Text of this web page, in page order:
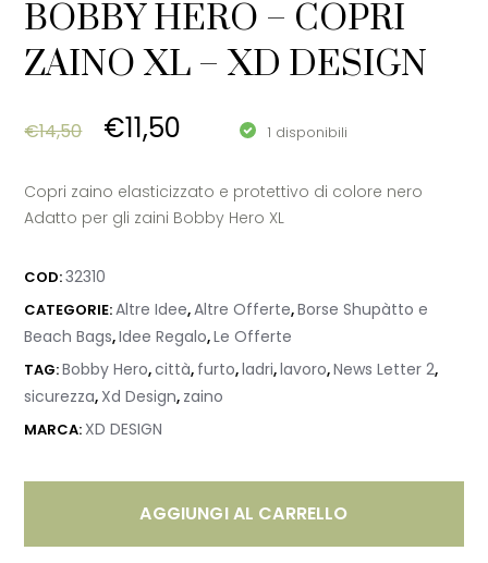
BOBBY HERO – COPRI
ZAINO XL – XD DESIGN
€14,50 Original price was: €14,50.
€11,50 Current price is: €11,50.
1 disponibili
Copri zaino elasticizzato e protettivo di colore nero
Adatto per gli zaini Bobby Hero XL
COD:32310
CATEGORIE:Altre Idee,Altre Offerte,Borse Shupàtto e
Beach Bags,Idee Regalo,Le Offerte
TAG:Bobby Hero,città, furto,ladri,lavoro,News Letter 2,
sicurezza, Xd Design, zaino
MARCA: XD DESIGN
AGGIUNGI AL CARRELLO